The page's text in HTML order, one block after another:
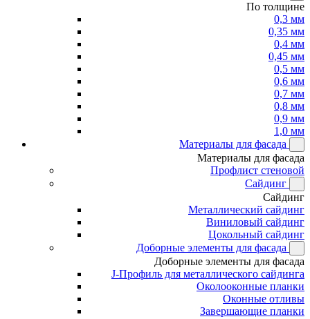
По толщине
0,3 мм
0,35 мм
0,4 мм
0,45 мм
0,5 мм
0,6 мм
0,7 мм
0,8 мм
0,9 мм
1,0 мм
Материалы для фасада
Материалы для фасада
Профлист стеновой
Сайдинг
Сайдинг
Металлический сайдинг
Виниловый сайдинг
Цокольный сайдинг
Доборные элементы для фасада
Доборные элементы для фасада
J-Профиль для металлического сайдинга
Околооконные планки
Оконные отливы
Завершающие планки